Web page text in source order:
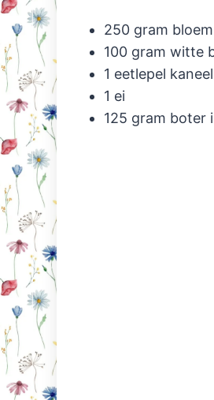
250 gram bloem
100 gram witte
1 eetlepel kaneel
1 ei
125 gram boter